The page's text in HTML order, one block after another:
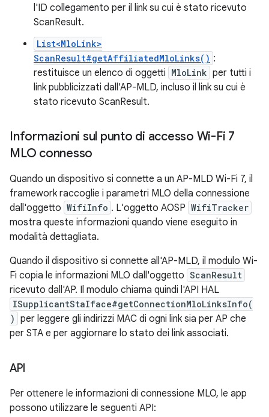
l'ID collegamento per il link su cui è stato ricevuto
ScanResult.
List<MloLink>
ScanResult#getAffiliatedMloLinks() :
restituisce un elenco di oggetti MloLink per tutti i
link pubblicizzati dall'AP-MLD, incluso il link su cui è
stato ricevuto ScanResult.
Informazioni sul punto di accesso Wi-Fi 7
MLO connesso
Quando un dispositivo si connette a un AP-MLD Wi-Fi 7, il
framework raccoglie i parametri MLO della connessione
dall'oggetto WifiInfo . L'oggetto AOSP WifiTracker
mostra queste informazioni quando viene eseguito in
modalità dettagliata.
Quando il dispositivo si connette all'AP-MLD, il modulo Wi-
Fi copia le informazioni MLO dall'oggetto ScanResult
ricevuto dall'AP. Il modulo chiama quindi l'API HAL
ISupplicantStaIface#getConnectionMloLinksInfo(
) per leggere gli indirizzi MAC di ogni link sia per AP che
per STA e per aggiornare lo stato dei link associati.
API
Per ottenere le informazioni di connessione MLO, le app
possono utilizzare le seguenti API: